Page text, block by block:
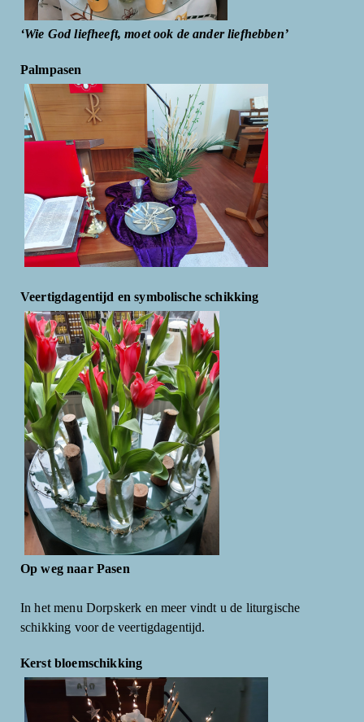
‘Wie God liefheeft, moet ook de ander liefhebben’
Palmpasen
Veertigdagentijd en symbolische schikking
Op weg naar Pasen
In het menu Dorpskerk en meer vindt u de liturgische
schikking voor de veertigdagentijd.
Kerst bloemschikking